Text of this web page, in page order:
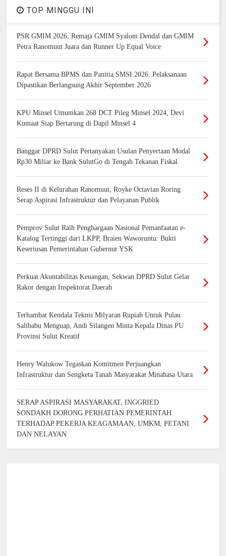
TOP MINGGU INI
PSR GMIM 2026, Remaja GMIM Syalom Dendal dan GMIM
Petra Ranomuut Juara dan Runner Up Equal Voice
Rapat Bersama BPMS dan Panitia SMSI 2026. Pelaksanaan
Dipastikan Berlangsung Akhir September 2026
KPU Minsel Umumkan 268 DCT Pileg Minsel 2024, Devi
Kumaat Siap Bertarung di Dapil Minsel 4
Banggar DPRD Sulut Pertanyakan Usulan Penyertaan Modal
Rp30 Miliar ke Bank SulutGo di Tengah Tekanan Fiskal
Reses II di Kelurahan Ranomuut, Royke Octavian Roring
Serap Aspirasi Infrastruktur dan Pelayanan Publik
Pemprov Sulut Raih Penghargaan Nasional Pemanfaatan e-
Katalog Tertinggi dari LKPP, Braien Waworuntu: Bukti
Keseriusan Pemerintahan Gubernur YSK
Perkuat Akuntabilitas Keuangan, Sekwan DPRD Sulut Gelar
Rakor dengan Inspektorat Daerah
Terhambat Kendala Teknis Milyaran Rupiah Untuk Pulau
Salibabu Menguap, Andi Silangen Minta Kepala Dinas PU
Provinsi Sulut Kreatif
Henry Walukow Tegaskan Komitmen Perjuangkan
Infrastruktur dan Sengketa Tanah Masyarakat Minahasa Utara
SERAP ASPIRASI MASYARAKAT, INGGRIED
SONDAKH DORONG PERHATIAN PEMERINTAH
TERHADAP PEKERJA KEAGAMAAN, UMKM, PETANI
DAN NELAYAN